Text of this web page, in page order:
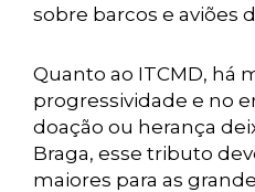
sobre barcos e aviões
Quanto ao ITCMD, há
progressividade e no
doação ou herança
Braga, esse tributo
maiores para as